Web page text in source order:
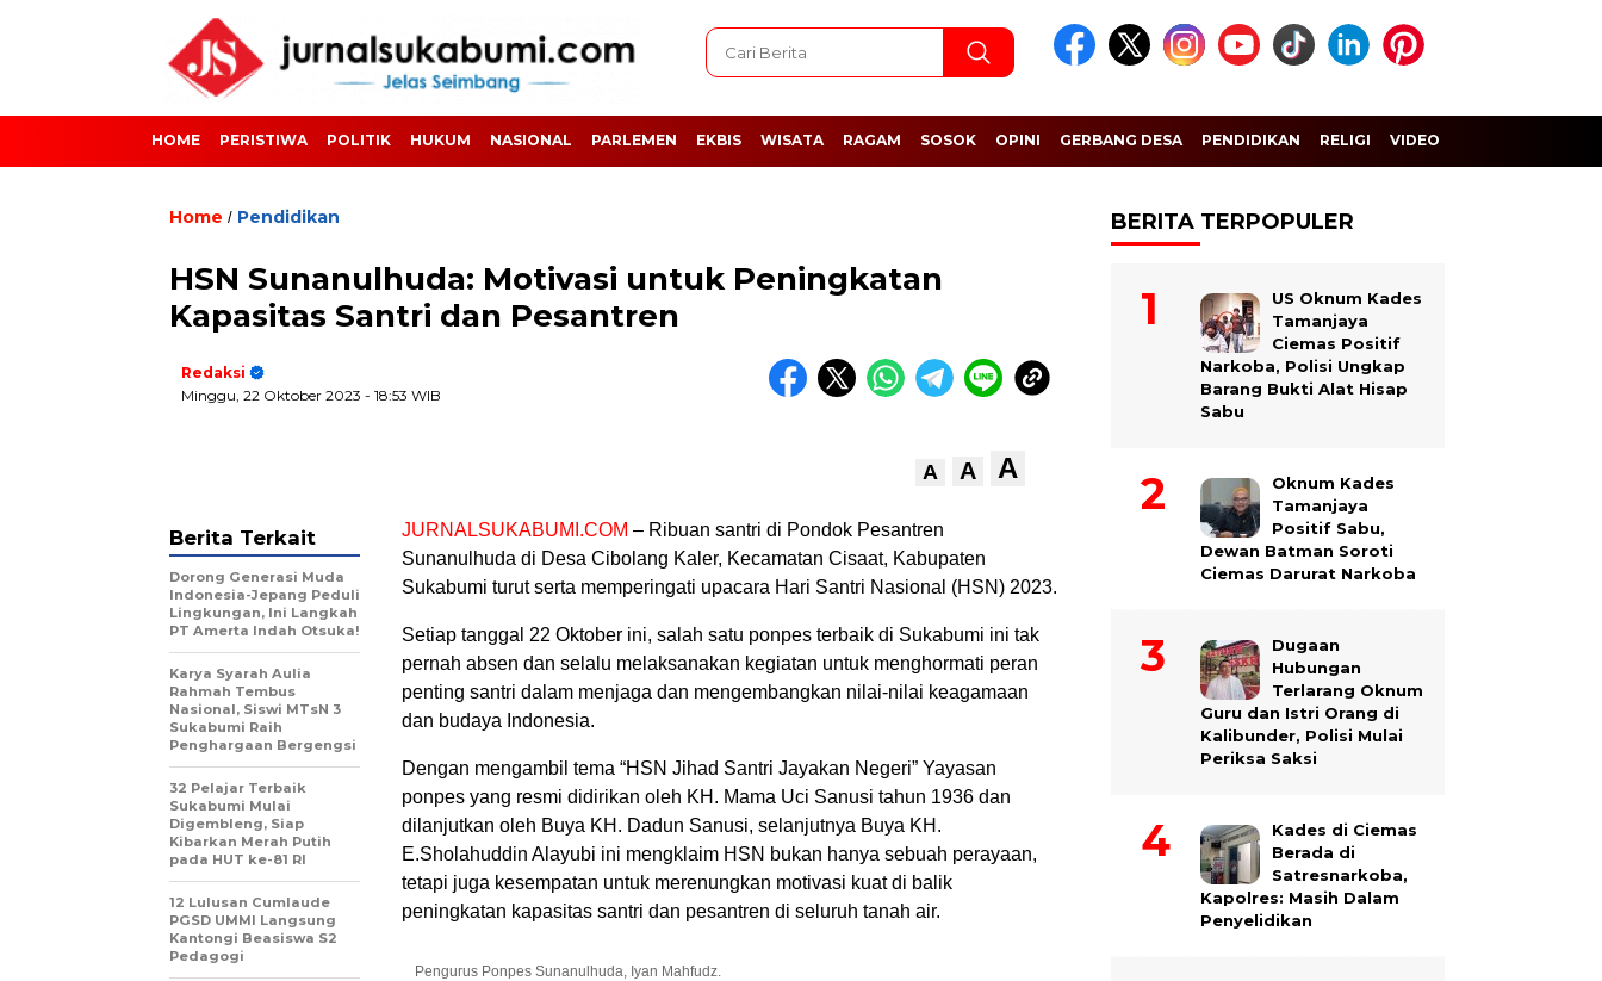
HOME PERISTIWA POLITIK HUKUM NASIONAL PARLEMEN EKBIS WISATA RAGAM SOSOK OPINI GERBANG DESA PENDIDIKAN RELIGI VIDEO
Home / Pendidikan
HSN Sunanulhuda: Motivasi untuk Peningkatan
Kapasitas Santri dan Pesantren
Redaksi
Minggu, 22 Oktober 2023 - 18:53 WIB
A A A
JURNALSUKABUMI.COM – Ribuan santri di Pondok Pesantren
Sunanulhuda di Desa Cibolang Kaler, Kecamatan Cisaat, Kabupaten
Sukabumi turut serta memperingati upacara Hari Santri Nasional (HSN) 2023.
Setiap tanggal 22 Oktober ini, salah satu ponpes terbaik di Sukabumi ini tak
pernah absen dan selalu melaksanakan kegiatan untuk menghormati peran
penting santri dalam menjaga dan mengembangkan nilai-nilai keagamaan
dan budaya Indonesia.
Dengan mengambil tema “HSN Jihad Santri Jayakan Negeri” Yayasan
ponpes yang resmi didirikan oleh KH. Mama Uci Sanusi tahun 1936 dan
dilanjutkan oleh Buya KH. Dadun Sanusi, selanjutnya Buya KH.
E.Sholahuddin Alayubi ini mengklaim HSN bukan hanya sebuah perayaan,
tetapi juga kesempatan untuk merenungkan motivasi kuat di balik
peningkatan kapasitas santri dan pesantren di seluruh tanah air.
Pengurus Ponpes Sunanulhuda, Iyan Mahfudz.
Berita Terkait
Dorong Generasi Muda
Indonesia-Jepang Peduli
Lingkungan, Ini Langkah
PT Amerta Indah Otsuka!
Karya Syarah Aulia
Rahmah Tembus
Nasional, Siswi MTsN 3
Sukabumi Raih
Penghargaan Bergengsi
32 Pelajar Terbaik
Sukabumi Mulai
Digembleng, Siap
Kibarkan Merah Putih
pada HUT ke-81 RI
12 Lulusan Cumlaude
PGSD UMMI Langsung
Kantongi Beasiswa S2
Pedagogi
BERITA TERPOPULER
US Oknum Kades
Tamanjaya
Ciemas Positif
Narkoba, Polisi Ungkap
Barang Bukti Alat Hisap
Sabu
Oknum Kades
Tamanjaya
Positif Sabu,
Dewan Batman Soroti
Ciemas Darurat Narkoba
Dugaan
Hubungan
Terlarang Oknum
Guru dan Istri Orang di
Kalibunder, Polisi Mulai
Periksa Saksi
Kades di Ciemas
Berada di
Satresnarkoba,
Kapolres: Masih Dalam
Penyelidikan